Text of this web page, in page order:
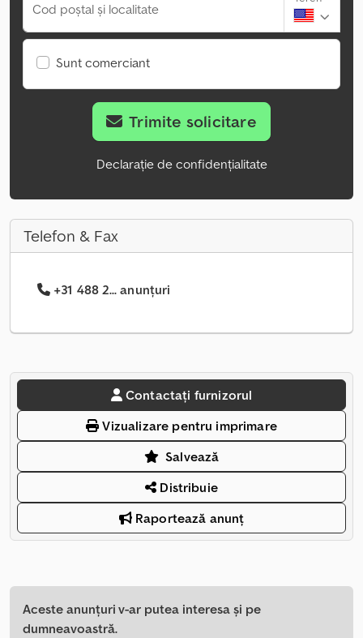
Cod poștal și localitate
Sunt comerciant
Trimite solicitare
Declarație de confidențialitate
Telefon & Fax
+31 488 2... anunțuri
Contactați furnizorul
Vizualizare pentru imprimare
Salvează
Distribuie
Raportează anunț
Aceste anunțuri v-ar putea interesa și pe
dumneavoastră.